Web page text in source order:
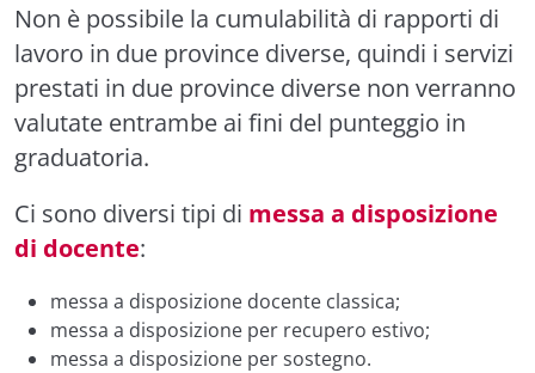
Non è possibile la cumulabilità di rapporti di
lavoro in due province diverse, quindi i servizi
prestati in due province diverse non verranno
valutate entrambe ai fini del punteggio in
graduatoria.
Ci sono diversi tipi di messa a disposizione
di docente:
messa a disposizione docente classica;
messa a disposizione per recupero estivo;
messa a disposizione per sostegno.